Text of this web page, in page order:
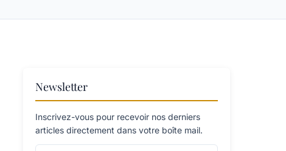
Newsletter
Inscrivez-vous pour recevoir nos derniers
articles directement dans votre boîte mail.